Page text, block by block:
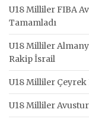
U18 Milliler FIBA
Tamamladı
U18 Milliler
Rakip İsrail
U18 Milliler Çeyrek
U18 Milliler